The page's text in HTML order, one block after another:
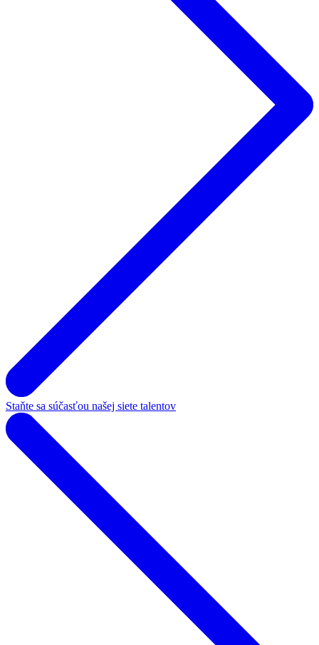
Staňte sa súčasťou našej siete talentov